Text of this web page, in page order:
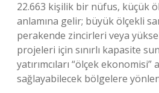
22.663 kişilik bir nüfus, küçük
anlamına gelir; büyük ölçekli
perakende zincirleri veya
projeleri için sınırlı kapasite
yatırımcıları “ölçek ekonomisi”
sağlayabilecek bölgelere